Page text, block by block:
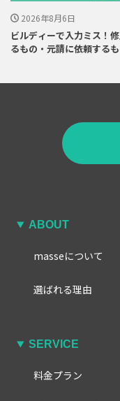
2026年8月6日
ビルディーで入力ミス！
るもの・元請に依頼する
ABOUT
masseについて
選ばれる理由
SERVICE
料金プラン